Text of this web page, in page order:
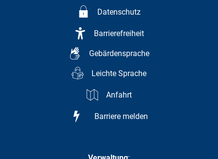
Datenschutz
Barrierefreiheit
Gebärdensprache
Leichte Sprache
Anfahrt
Barriere melden